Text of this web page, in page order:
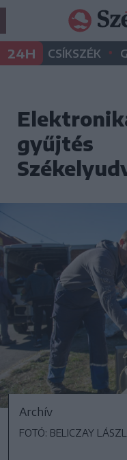
24H CSÍKSZÉK •
gyűjtés
Archív
FOTÓ: BELICZAY